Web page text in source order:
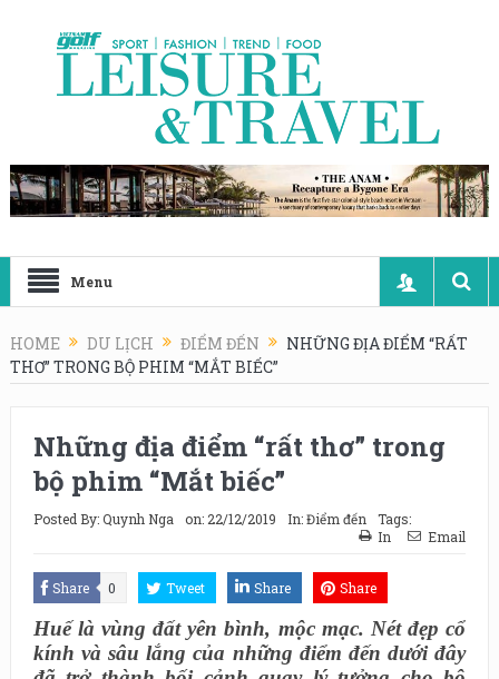
Menu
HOME DU LỊCH ĐIỂM ĐẾN
NHỮNG ĐỊA ĐIỂM “RẤT
THƠ” TRONG BỘ PHIM “MẮT BIẾC”
Những địa điểm “rất thơ” trong
bộ phim “Mắt biếc”
Posted By:Quynh Nga on: 22/12/2019 In:Điểm đến
Tags:
In
Email
Share 0 Tweet Share Share
Huế là vùng đất yên bình, mộc mạc. Nét đẹp cổ
kính và sâu lắng của những điểm đến dưới đây